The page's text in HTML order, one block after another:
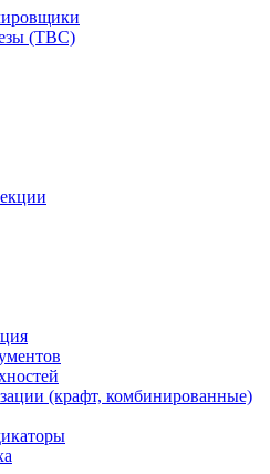
(ТВС)
(крафт, комбинированные)